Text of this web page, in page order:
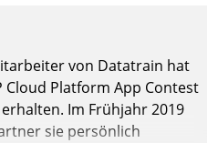
von Datatrain hat
Cloud Platform App Contest
Im Frühjahr 2019
sie persönlich